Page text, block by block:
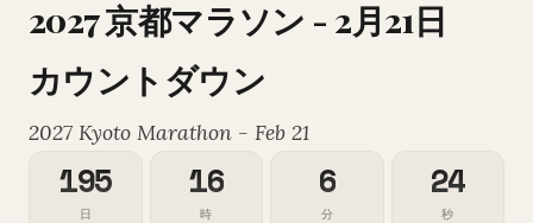
2027 京都マラソン - 2月21日
カウントダウン
2027 Kyoto Marathon - Feb 21
195
日
16
時
6
分
23
秒